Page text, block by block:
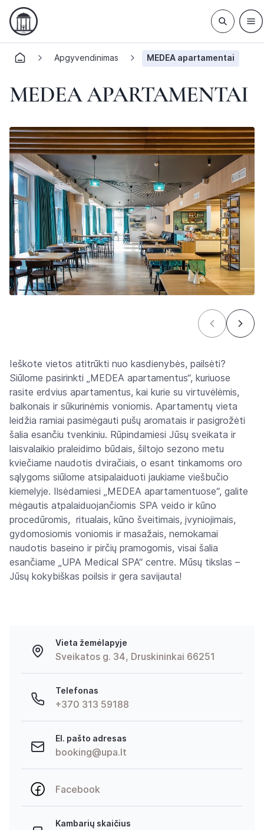
Apgyvendinimas MEDEA apartamentai
MEDEA APARTAMENTAI
Ieškote vietos atitrūkti nuo kasdienybės, pailsėti?
Siūlome pasirinkti „MEDEA apartamentus“, kuriuose
rasite erdvius apartamentus, kai kurie su virtuvėlėmis,
balkonais ir sūkurinėmis voniomis. Apartamentų vieta
leidžia ramiai pasimėgauti pušų aromatais ir pasigrožėti
šalia esančiu tvenkiniu. Rūpindamiesi Jūsų sveikata ir
laisvalaikio praleidimo būdais, šiltojo sezono metu
kviečiame naudotis dviračiais, o esant tinkamoms oro
sąlygoms siūlome atsipalaiduoti jaukiame viešbučio
kiemelyje. Ilsėdamiesi „MEDEA apartamentuose“, galite
mėgautis atpalaiduojančiomis SPA veido ir kūno
procedūromis, ritualais, kūno šveitimais, įvyniojimais,
gydomosiomis voniomis ir masažais, nemokamai
naudotis baseino ir pirčių pramogomis, visai šalia
esančiame „UPA Medical SPA“ centre. Mūsų tikslas –
Jūsų kokybiškas poilsis ir gera savijauta!
Vieta žemėlapyje
Sveikatos g. 34, Druskininkai 66251
Telefonas
+370 313 59188
El. pašto adresas
booking@upa.lt
Facebook
Kambarių skaičius